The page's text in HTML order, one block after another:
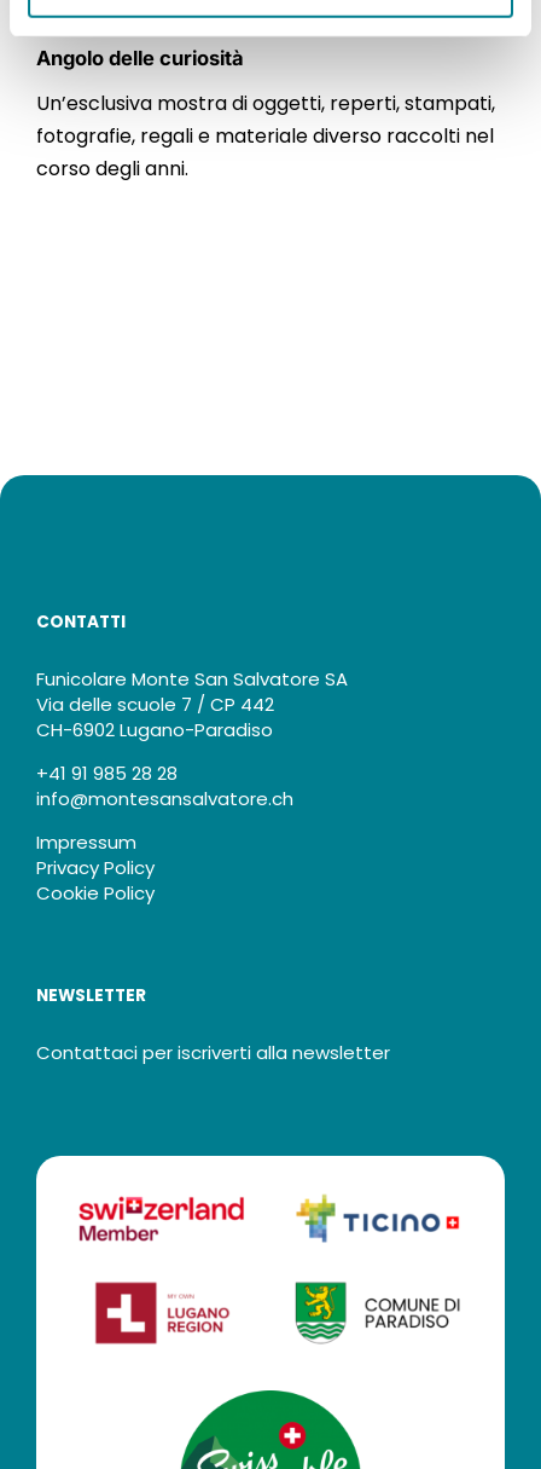
Angolo delle curiosità
Un’esclusiva mostra di oggetti, reperti, stampati,
fotografie, regali e materiale diverso raccolti nel
corso degli anni.
CONTATTI
Funicolare Monte San Salvatore SA
Via delle scuole 7 / CP 442
CH-6902 Lugano-Paradiso
+41 91 985 28 28
info@montesansalvatore.ch
Impressum
Privacy Policy
Cookie Policy
NEWSLETTER
Contattaci per iscriverti alla newsletter